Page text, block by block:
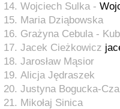
Wojciech Sulka -
Maria Dziąbowska
Grażyna Cebula -
Jacek Cieżkowicz
Jarosław Mąsior
Alicja Jędraszek
Justyna Bogucka-
Mikołaj Sinica